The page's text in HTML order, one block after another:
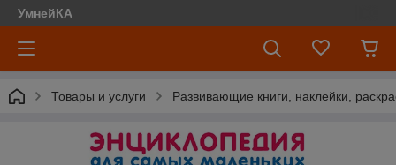
УмнейКА
Товары и услуги Развивающие книги, наклейки,